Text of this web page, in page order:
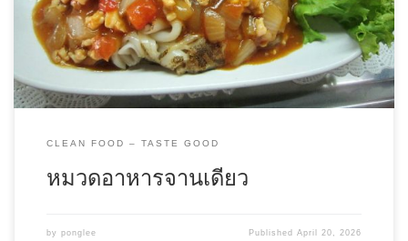
CLEAN FOOD – TASTE GOOD
หมวดอาหารจานเดียว
by ponglee PublishedApril 20, 2026